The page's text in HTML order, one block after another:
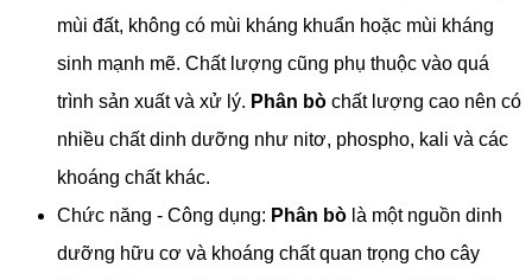
mùi đất, không có mùi kháng khuẩn hoặc mùi kháng
sinh mạnh mẽ. Chất lượng cũng phụ thuộc vào quá
trình sản xuất và xử lý. Phân bò chất lượng cao nên có
nhiều chất dinh dưỡng như nitơ, phospho, kali và các
khoáng chất khác.
Chức năng - Công dụng: Phân bò là một nguồn dinh
dưỡng hữu cơ và khoáng chất quan trọng cho cây